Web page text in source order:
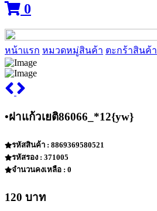
0
หน้าแรก หมวดหมู่สินค้า ตะกร้าสินค้า
•ฝาแก้วเยติ86066_*12{yw}
รหัสสินค้า : 8869369580521
รหัสรอง : 371005
จำนวนคงเหลือ : 0
120 บาท